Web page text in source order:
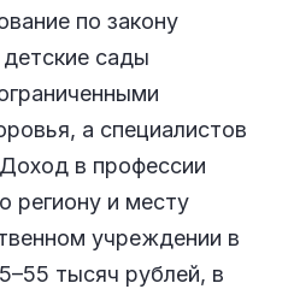
по закону
сады
а специалистов
в профессии
региону и месту
учреждении в
тысяч рублей, в